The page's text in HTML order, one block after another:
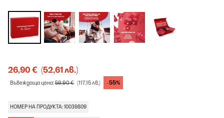
26,90 € (52,61 лв.)
Въвеждаща цена:59,90 € (117,15 лв.) -55%
НОМЕР НА ПРОДУКТА: 10039809